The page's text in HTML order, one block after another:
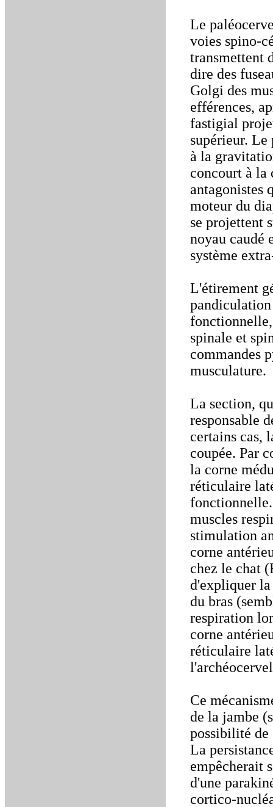
Le
voies spino-
transmettent
dire des
Golgi des
efférences,
fastigial
supérieur. Le
à la
concourt à la
antagonistes
moteur du
se projettent
noyau caudé
système
L'étirement
spinale et
commandes
musculature.
La section,
responsable
certains cas,
coupée. Par
la corne
réticulaire
muscles
stimulation
corne
chez le chat
d'expliquer
du bras
respiration
corne
réticulaire
Ce
de la jambe
possibilité de
La
empêcherait
d'une
cortico-